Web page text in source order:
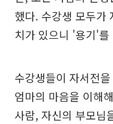
했다. 수강생 모두가
치가 있으니 '용기'
수강생들이 자서전
엄마의 마음을 이해
사람, 자신의 부모님